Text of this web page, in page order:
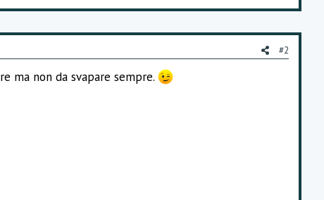
#2
ma non da svapare sempre.